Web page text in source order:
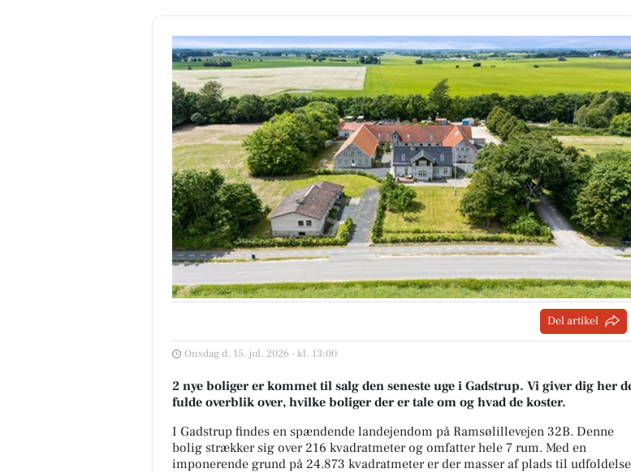
Del artikel
Onsdag d. 15. jul. 2026 - kl. 13:00
2 nye boliger er kommet til salg den seneste uge i Gadstrup. Vi giver dig her
fulde overblik over, hvilke boliger der er tale om og hvad de koster.
I Gadstrup findes en spændende landejendom på Ramsølillevejen 32B. Denne
bolig strækker sig over 216 kvadratmeter og omfatter hele 7 rum. Med en
imponerende grund på 24.873 kvadratmeter er der masser af plads til